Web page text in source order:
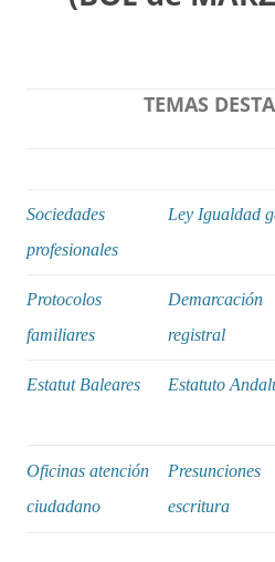
TEMAS
Sociedades
profesionales
Ley Igualdad
Protocolos
familiares
Demarcación
registral
Estatut Baleares Estatuto
Oficinas atención
ciudadano
Presunciones
escritura